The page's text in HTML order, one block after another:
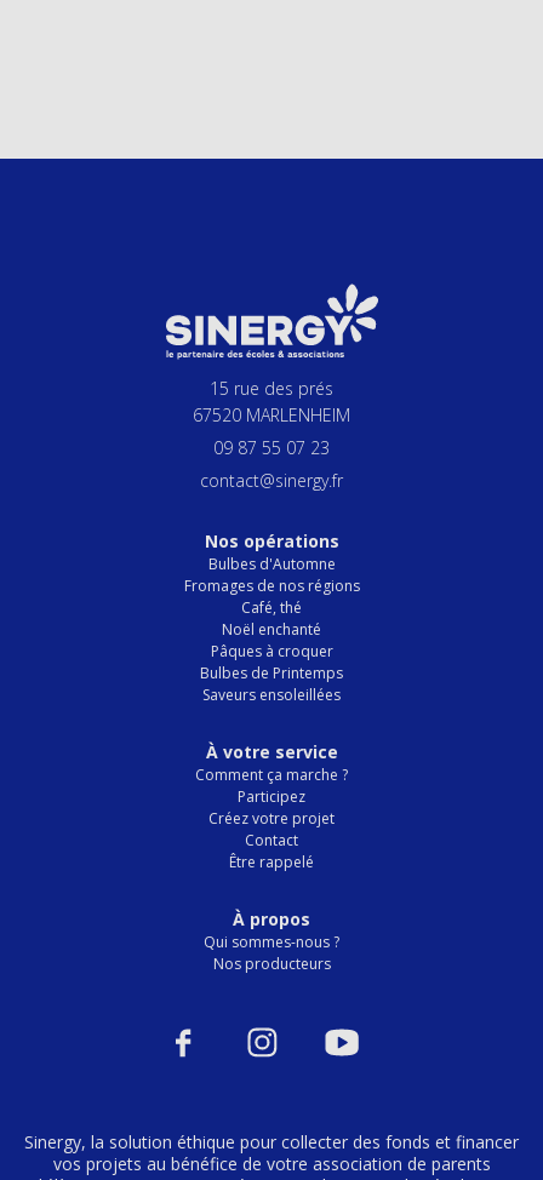
15 rue des prés
67520 MARLENHEIM
09 87 55 07 23
contact@sinergy.fr
Nos opérations
Bulbes d'Automne
Fromages de nos régions
Café, thé
Noël enchanté
Pâques à croquer
Bulbes de Printemps
Saveurs ensoleillées
À votre service
Comment ça marche ?
Participez
Créez votre projet
Contact
Être rappelé
À propos
Qui sommes-nous ?
Nos producteurs
Sinergy, la solution éthique pour collecter des fonds et financer
vos projets au bénéfice de votre association de parents